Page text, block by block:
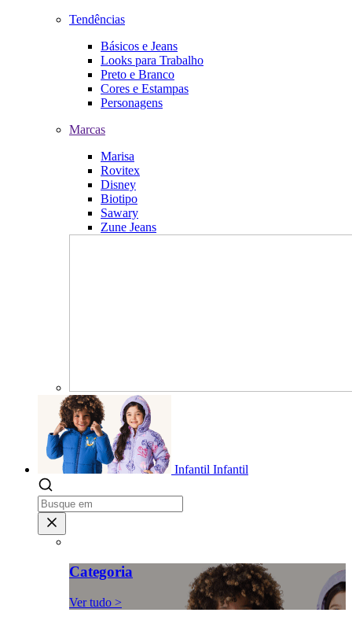
Tendências
Básicos e Jeans
Looks para Trabalho
Preto e Branco
Cores e Estampas
Personagens
Marcas
Marisa
Rovitex
Disney
Biotipo
Sawary
Zune Jeans
Infantil Infantil
Categoria
Ver tudo >